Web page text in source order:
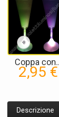
Coppa
2,95 €
Descrizione